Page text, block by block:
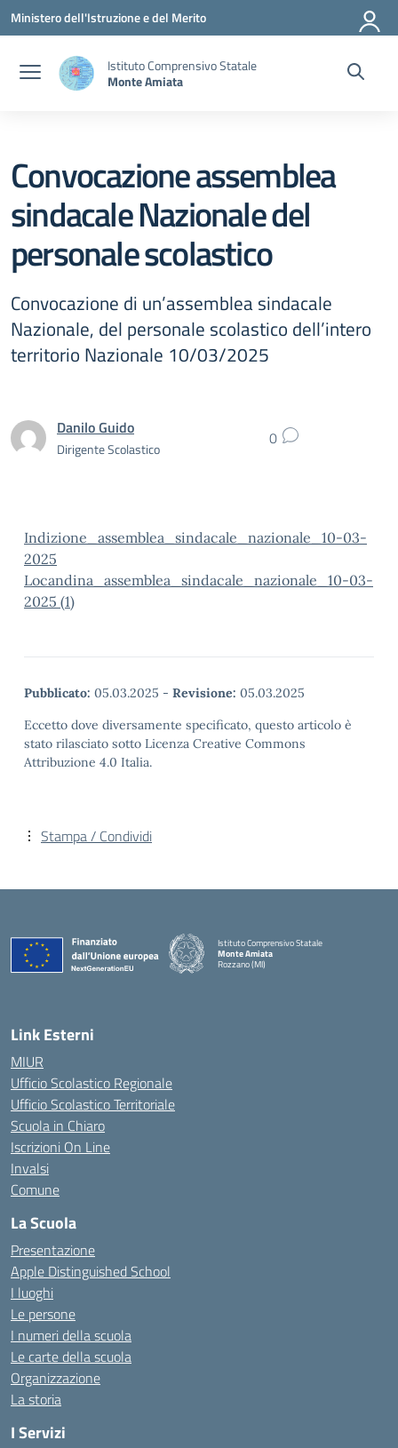
Vai ai contenuti
Vai al menu di navigazione
Vai al footer
Ministero dell'Istruzione e del Merito
Istituto Comprensivo Statale
Monte Amiata
Convocazione assemblea
sindacale Nazionale del
personale scolastico
Convocazione di un’assemblea sindacale
Nazionale, del personale scolastico dell’intero
territorio Nazionale 10/03/2025
Danilo Guido
Dirigente Scolastico 0
Indizione_assemblea_sindacale_nazionale_10-03-
2025
Locandina_assemblea_sindacale_nazionale_10-03-
2025 (1)
Pubblicato: 05.03.2025 - Revisione: 05.03.2025
Eccetto dove diversamente specificato, questo articolo è
stato rilasciato sotto Licenza Creative Commons
Attribuzione 4.0 Italia.
Stampa / Condividi
Istituto Comprensivo Statale
Monte Amiata
Rozzano (MI)
Link Esterni
MIUR
Ufficio Scolastico Regionale
Ufficio Scolastico Territoriale
Scuola in Chiaro
Iscrizioni On Line
Invalsi
Comune
La Scuola
Presentazione
Apple Distinguished School
I luoghi
Le persone
I numeri della scuola
Le carte della scuola
Organizzazione
La storia
I Servizi